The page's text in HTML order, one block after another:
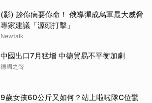
(影) 趁你病要你命！ 俄導彈成烏軍最大威脅
專家建議「源頭打擊」
Newtalk
中國出口7月猛增 中德貿易不平衡加劇
德國之聲
9歲女孩60公斤又如何？站上啦啦隊C位驚